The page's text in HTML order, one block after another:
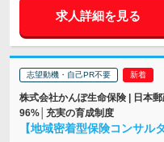
求人詳細を見る
志望動機・自己PR不要
株式会社かんぽ生命保険 | 日本
96%│充実の育成制度
【地域密着型保険コンサ